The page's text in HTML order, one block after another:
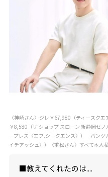
〈神崎さん〉ジレ￥67,980（ティースク
￥8,580（ザ ショップ スローン 新静岡セ
ープレス〈エフ.シークエンス〉） バング
イチアッシュ〉）〈重松さん〉すべて本人
■教えてくれたのは....